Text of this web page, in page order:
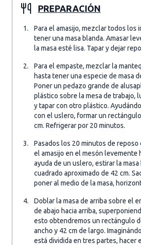
PREPARACIÓN
Para el amasijo, mezclar todos los
tener una masa blanda. Amasar
la masa esté lisa. Tapar y dejar
Para el empaste, mezclar la
hasta tener una especie de masa
Poner un pedazo grande de
plástico sobre la mesa de trabajo,
y tapar con otro plástico.
con el uslero, formar un
cm. Refrigerar por 20 minutos.
Pasados los 20 minutos de
el amasijo en el mesón levemente
ayuda de un uslero, estirar la
cuadrado aproximado de 42 cm.
poner al medio de la masa,
Doblar la masa de arriba sobre el
de abajo hacia arriba,
esto obtendremos un rectángulo
ancho y 42 cm de largo.
está dividida en tres partes, hacer